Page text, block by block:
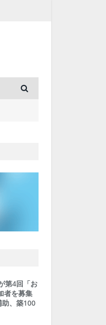
第4回「お
者を募集
、築100